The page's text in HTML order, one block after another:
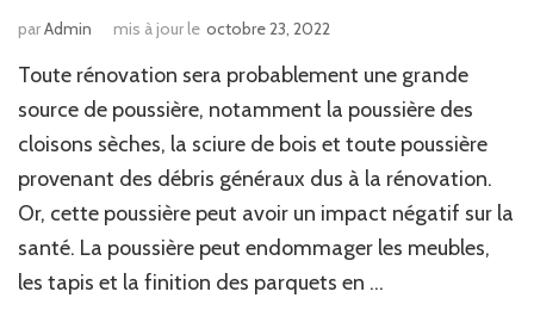
parAdmin mis à jour le octobre 23, 2022
Toute rénovation sera probablement une grande
source de poussière, notamment la poussière des
cloisons sèches, la sciure de bois et toute poussière
provenant des débris généraux dus à la rénovation.
Or, cette poussière peut avoir un impact négatif sur la
santé. La poussière peut endommager les meubles,
les tapis et la finition des parquets en …